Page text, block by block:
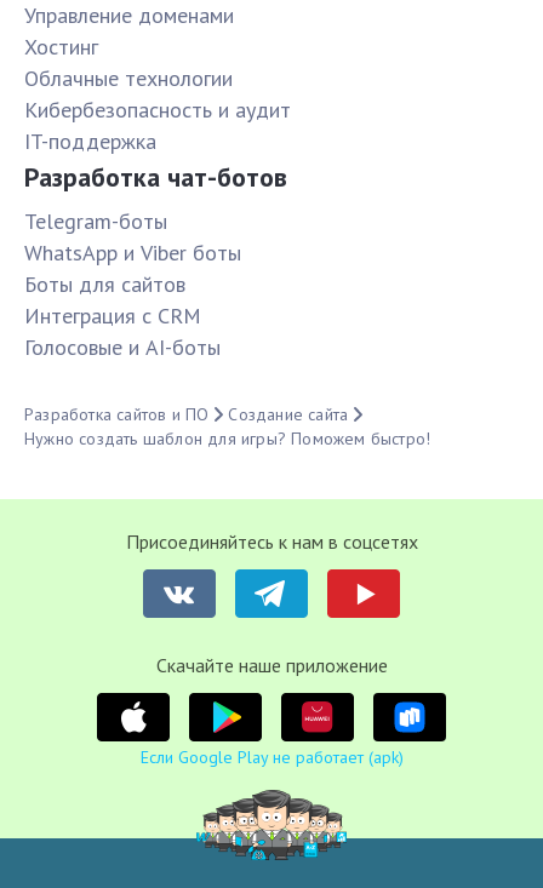
Управление доменами
Хостинг
Облачные технологии
Кибербезопасность и аудит
IT-поддержка
Разработка чат-ботов
Telegram-боты
WhatsApp и Viber боты
Боты для сайтов
Интеграция с CRM
Голосовые и AI-боты
Разработка сайтов и ПО
Создание сайта
Нужно создать шаблон для игры? Поможем быстро!
Присоединяйтесь к нам в соцсетях
Cкачайте наше приложение
Если Google Play не работает (apk)